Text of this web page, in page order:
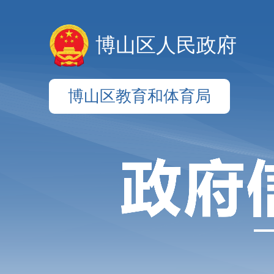
博山区人民政府
博山区教育和体育局